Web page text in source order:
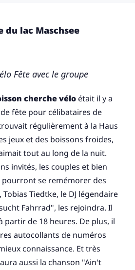
du lac Maschsee
Fête avec le groupe
cherche vélo était il y a
fête pour célibataires de
régulièrement à la Haus
jeux et des boissons froides,
tout au long de la nuit.
invités, les couples et bien
pourront se remémorer des
Tiedtke, le DJ légendaire
Fahrrad", les rejoindra. Il
partir de 18 heures. De plus, il
autocollants de numéros
connaissance. Et très
aussi la chanson "Ain't